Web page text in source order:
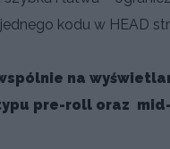
kodu w HEAD
na
pre-roll oraz